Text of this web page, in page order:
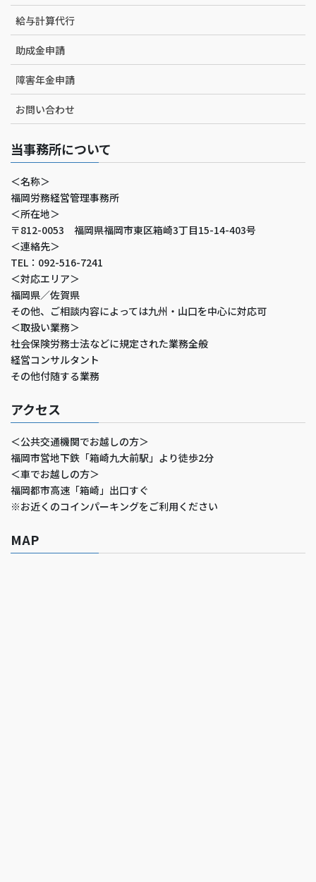
給与計算代行
助成金申請
障害年金申請
お問い合わせ
当事務所について
＜名称＞
福岡労務経営管理事務所
＜所在地＞
〒812-0053 福岡県福岡市東区箱崎3丁目15-14-403号
＜連絡先＞
TEL：092-516-7241
＜対応エリア＞
福岡県／佐賀県
その他、ご相談内容によっては九州・山口を中心に対応可
＜取扱い業務＞
社会保険労務士法などに規定された業務全般
経営コンサルタント
その他付随する業務
アクセス
＜公共交通機関でお越しの方＞
福岡市営地下鉄「箱崎九大前駅」より徒歩2分
＜車でお越しの方＞
福岡都市高速「箱崎」出口すぐ
※お近くのコインパーキングをご利用ください
MAP